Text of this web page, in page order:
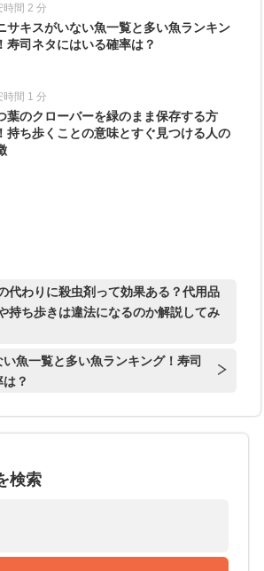
時間 2 分
サキスがいない魚一覧と多い魚ランキン
寿司ネタにはいる確率は？
時間 1 分
葉のクローバーを緑のまま保存する方
持ち歩くことの意味とすぐ見つける人の
代わりに殺虫剤って効果ある？代用品
持ち歩きは違法になるのか解説してみ
魚一覧と多い魚ランキング！寿司
？
検索